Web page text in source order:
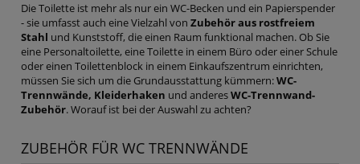
Die Toilette ist mehr als nur ein WC-Becken und ein Papierspender
- sie umfasst auch eine Vielzahl von Zubehör aus rostfreiem
Stahl und Kunststoff, die einen Raum funktional machen. Ob Sie
eine Personaltoilette, eine Toilette in einem Büro oder einer Schule
oder einen Toilettenblock in einem Einkaufszentrum einrichten,
müssen Sie sich um die Grundausstattung kümmern:WC-
Trennwände, Kleiderhaken und anderesWC-Trennwand-
Zubehör. Worauf ist bei der Auswahl zu achten?
ZUBEHÖR FÜR WC TRENNWÄNDE